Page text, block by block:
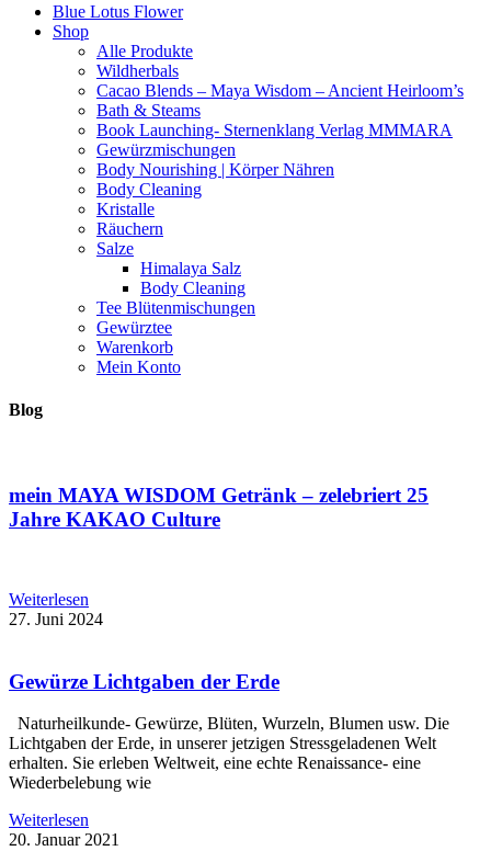
Blue Lotus Flower
Shop
Alle Produkte
Wildherbals
Cacao Blends – Maya Wisdom – Ancient Heirloom’s
Bath & Steams
Book Launching- Sternenklang Verlag MMMARA
Gewürzmischungen
Body Nourishing | Körper Nähren
Body Cleaning
Kristalle
Räuchern
Salze
Himalaya Salz
Body Cleaning
Tee Blütenmischungen
Gewürztee
Warenkorb
Mein Konto
Blog
mein MAYA WISDOM Getränk – zelebriert 25
Jahre KAKAO Culture
Weiterlesen
27. Juni 2024
Gewürze Lichtgaben der Erde
Naturheilkunde- Gewürze, Blüten, Wurzeln, Blumen usw. Die
Lichtgaben der Erde, in unserer jetzigen Stressgeladenen Welt
erhalten. Sie erleben Weltweit, eine echte Renaissance- eine
Wiederbelebung wie
Weiterlesen
20. Januar 2021